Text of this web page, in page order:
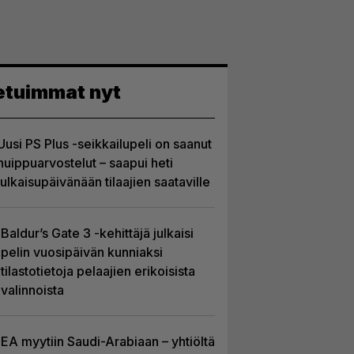
nyt
PS Plus -seikkailupeli on saanut
– saapui heti
tilaajien saataville
Baldur’s Gate 3 -kehittäjä julkaisi
pelin vuosipäivän kunniaksi
tilastotietoja pelaajien erikoisista
valinnoista
EA myytiin Saudi-Arabiaan – yhtiöltä